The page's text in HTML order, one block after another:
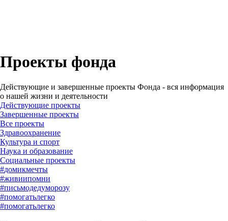
Проекты фонда
Действующие и завершенные проекты Фонда - вся информация
о нашей жизни и деятельности
Действующие проекты
Завершенные проекты
#домикмечты
#живиипомни
#письмодедуморозу
#помогатьлегко
#помогатьлегко